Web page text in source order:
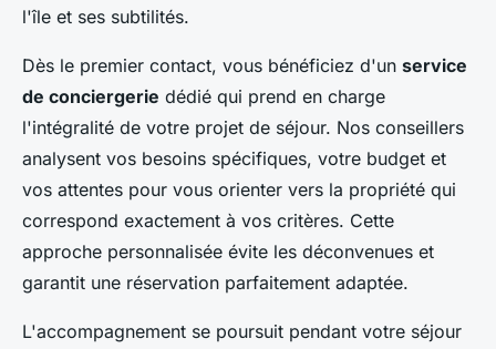
l'île et ses subtilités.
Dès le premier contact, vous bénéficiez d'un service
de conciergerie dédié qui prend en charge
l'intégralité de votre projet de séjour. Nos conseillers
analysent vos besoins spécifiques, votre budget et
vos attentes pour vous orienter vers la propriété qui
correspond exactement à vos critères. Cette
approche personnalisée évite les déconvenues et
garantit une réservation parfaitement adaptée.
L'accompagnement se poursuit pendant votre séjour